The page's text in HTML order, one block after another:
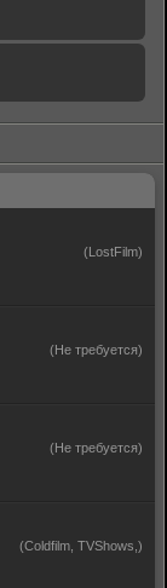
(LostFilm)
(Не требуется)
(Не требуется)
(Coldfilm, TVShows,)